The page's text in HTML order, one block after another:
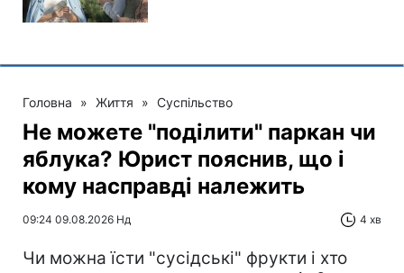
Головна » Життя » Суспільство
Не можете "поділити" паркан чи
яблука? Юрист пояснив, що і
кому насправді належить
09:24 09.08.2026 Нд 4 хв
Чи можна їсти "сусідські" фрукти і хто